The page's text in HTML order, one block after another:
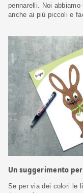
pennarelli. Noi
anche ai più piccoli e
Un suggerimento
Se per via dei colori le